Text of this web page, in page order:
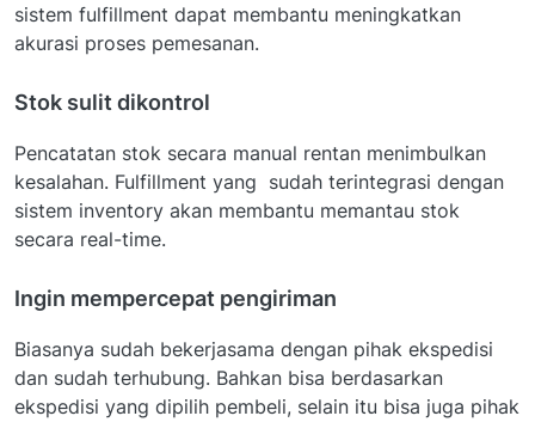
sistem fulfillment dapat membantu meningkatkan
akurasi proses pemesanan.
Stok sulit dikontrol
Pencatatan stok secara manual rentan menimbulkan
kesalahan. Fulfillment yang sudah terintegrasi dengan
sistem inventory akan membantu memantau stok
secara real-time.
Ingin mempercepat pengiriman
Biasanya sudah bekerjasama dengan pihak ekspedisi
dan sudah terhubung. Bahkan bisa berdasarkan
ekspedisi yang dipilih pembeli, selain itu bisa juga pihak